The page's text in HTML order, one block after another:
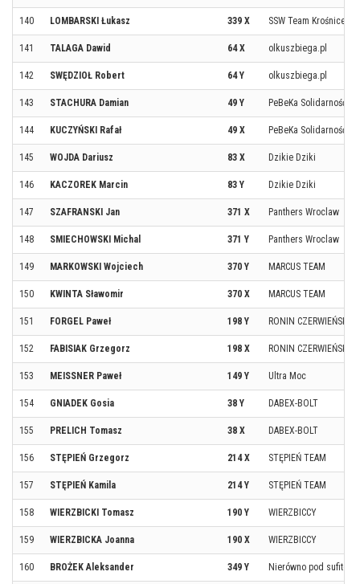
140 LOMBARSKI Łukasz 339 X SSW Team Krośnice
141 TALAGA Dawid 64 X olkuszbiega.pl
142 SWĘDZIOŁ Robert 64 Y olkuszbiega.pl
143 STACHURA Damian 49 Y PeBeKa Solidarność
144 KUCZYŃSKI Rafał 49 X PeBeKa Solidarność
145 WOJDA Dariusz 83 X Dzikie Dziki
146 KACZOREK Marcin 83 Y Dzikie Dziki
147 SZAFRANSKI Jan 371 X Panthers Wroclaw
148 SMIECHOWSKI Michal 371 Y Panthers Wroclaw
149 MARKOWSKI Wojciech 370 Y MARCUS TEAM
150 KWINTA Sławomir 370 X MARCUS TEAM
151 FORGEL Paweł 198 Y RONIN CZERWIEŃSK
152 FABISIAK Grzegorz 198 X RONIN CZERWIEŃSK
153 MEISSNER Paweł 149 Y Ultra Moc
154 GNIADEK Gosia 38 Y DABEX-BOLT
155 PRELICH Tomasz 38 X DABEX-BOLT
156 STĘPIEŃ Grzegorz 214 X STĘPIEŃ TEAM
157 STĘPIEŃ Kamila 214 Y STĘPIEŃ TEAM
158 WIERZBICKI Tomasz 190 Y WIERZBICCY
159 WIERZBICKA Joanna 190 X WIERZBICCY
160 BROŻEK Aleksander 349 Y Nierówno pod sufitem